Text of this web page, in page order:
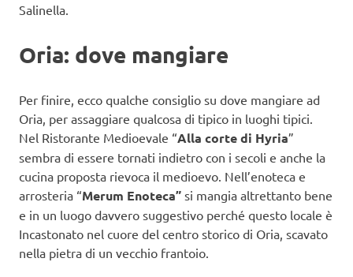
Salinella.
Oria: dove mangiare
Per finire, ecco qualche consiglio su dove mangiare ad
Oria, per assaggiare qualcosa di tipico in luoghi tipici.
Nel Ristorante Medioevale “Alla corte di Hyria”
sembra di essere tornati indietro con i secoli e anche la
cucina proposta rievoca il medioevo. Nell’enoteca e
arrosteria “Merum Enoteca” si mangia altrettanto bene
e in un luogo davvero suggestivo perché questo locale è
Incastonato nel cuore del centro storico di Oria, scavato
nella pietra di un vecchio frantoio.